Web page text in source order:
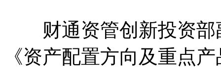
财通资管创新投资部
《资产配置方向及重点